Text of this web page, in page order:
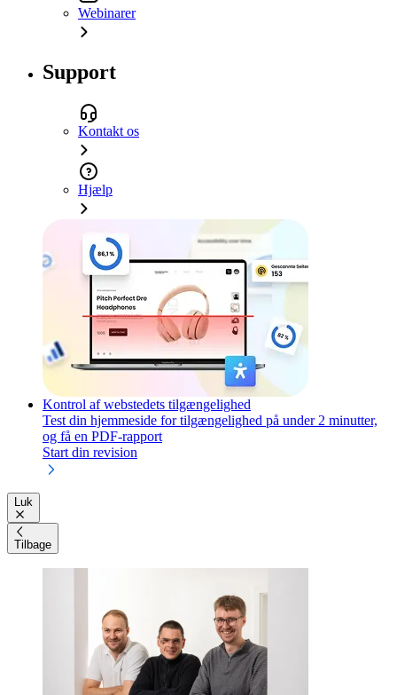
Webinarer
Support
Kontakt os
Hjælp
Kontrol af webstedets tilgængelighed
Test din hjemmeside for tilgængelighed på under 2 minutter,
og få en PDF-rapport
Start din revision
Luk
Tilbage